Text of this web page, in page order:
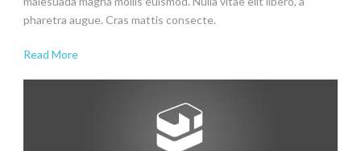
pharetra augue. Cras mattis consecte.
Read More